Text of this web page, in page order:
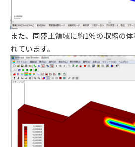
また、同盛土領域に約1％の収縮の
れています。